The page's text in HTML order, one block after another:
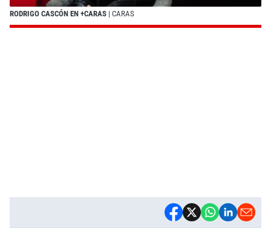
RODRIGO CASCÓN EN +CARAS | CARAS